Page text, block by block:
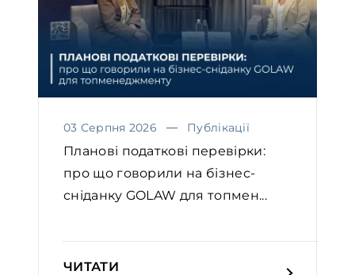
03 Серпня 2026 Публікації
Планові податкові перевірки:
про що говорили на бізнес-
сніданку GOLAW для топмен...
ЧИТАТИ